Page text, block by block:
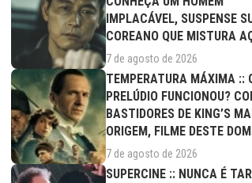
IMPLACÁVEL, SUSPENSE
COREANO QUE MISTURA
DRAMA FAMILIAR
7 de agosto de 2026
TEMPERATURA MÁXIMA ::
PRELÚDIO FUNCIONOU?
BASTIDORES DE KING’S
ORIGEM, FILME DESTE
(09/08)
7 de agosto de 2026
SUPERCINE :: NUNCA É